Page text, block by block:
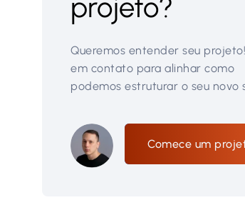
projeto?
Queremos entender seu
em contato para alinhar como
podemos estruturar o seu novo
Comece um